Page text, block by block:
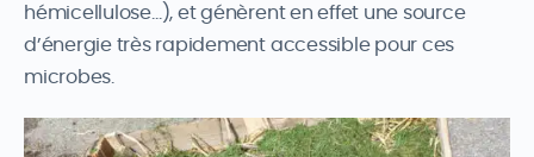
hémicellulose…), et génèrent en effet une source
d’énergie très rapidement accessible pour ces
microbes.